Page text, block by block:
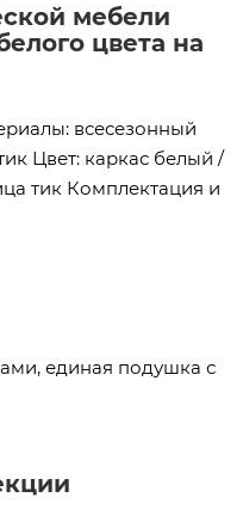
мебели
цвета на
всесезонный
Цвет: каркас белый /
тик Комплектация и
единая подушка с